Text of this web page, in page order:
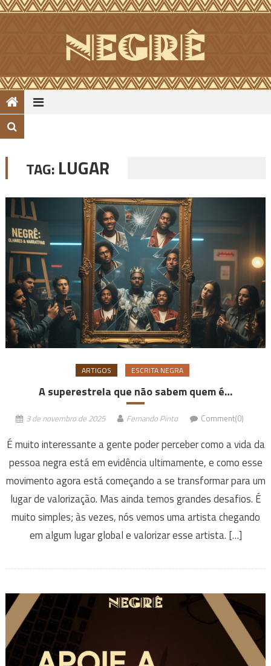
Skip
TAG: LUGAR
ARTIGOS ESCRITA NEGRA
A superestrela que não sabem quem é…
3 de novembro de 2025 Fernando Pinto Comment(0)
É muito interessante a gente poder perceber como a vida da
pessoa negra está em evidência ultimamente, e como esse
movimento agora está começando a se transformar para um
lugar de valorização. Mas ainda temos grandes desafios. É
muito simples; às vezes, nós vemos uma artista chegando
em algum lugar global e valorizar esse artista. […]